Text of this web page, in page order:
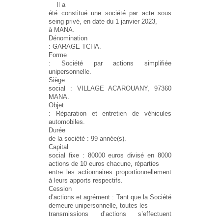
Il a
été constitué une société par acte sous
seing privé, en date du 1 janvier 2023,
à MANA.
Dénomination
: GARAGE TCHA.
Forme
: Société par actions simplifiée
unipersonnelle.
Siège
social : VILLAGE ACAROUANY, 97360
MANA.
Objet
: Réparation et entretien de véhicules
automobiles.
Durée
de la société : 99 année(s).
Capital
social fixe : 80000 euros divisé en 8000
actions de 10 euros chacune, réparties
entre les actionnaires proportionnellement
à leurs apports respectifs.
Cession
d’actions et agrément : Tant que la Société
demeure unipersonnelle, toutes les
transmissions d’actions s’effectuent